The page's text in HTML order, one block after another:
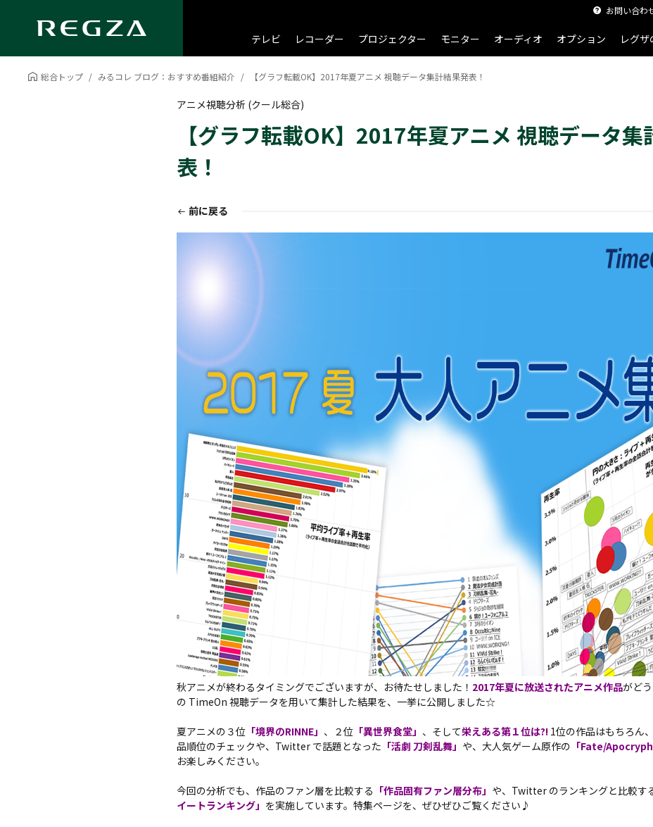
お問い合わ
テレビ レコーダー プロジェクター モニター オーディオ オプション レグザ
総合トップ みるコレ ブログ：おすすめ番組紹介 【グラフ転載OK】2017年夏アニメ 視聴データ集計結果発表！
アニメ視聴分析 (クール総合)
【グラフ転載OK】2017年夏アニメ 視聴データ集
表！
前に戻る
秋アニメが終わるタイミングでございますが、お待たせしました！ 2017年夏に放送されたアニメ作品がど
の TimeOn 視聴データを用いて集計した結果を、一挙に公開しました☆
夏アニメの３位「境界のRINNE」 、２位「異世界食堂」 、そして栄えある第１位は?!1位の作品はもちろん
品順位のチェックや、Twitter で話題となった 「活劇 刀剣乱舞」 や、大人気ゲーム原作の 「Fate/
お楽しみください。
今回の分析でも、作品のファン層を比較する 「作品固有ファン層分布」 や、Twitter のランキングと比較す
イートランキング」 を実施しています。特集ページを、ぜひぜひご覧ください♪